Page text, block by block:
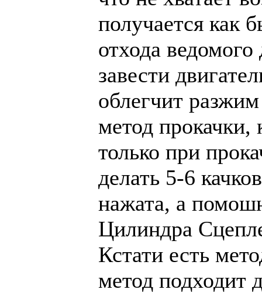
получается как
отхода
завести
облегчит
метод прокачки,
только при
делать 5-6
нажата, а
Цилиндра
Кстати есть
метод подходит